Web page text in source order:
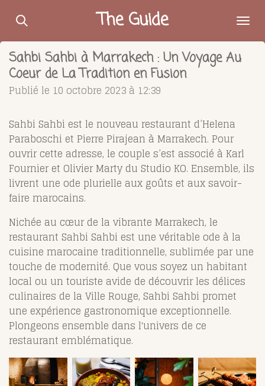
Passer
contenu
principal
The Guide
Sahbi Sahbi à Marrakech : Un Voyage Au
Coeur de La Tradition en Fusion
Publié le 10 octobre 2023 à 12:39
Sahbi Sahbi est le nouveau restaurant d’Helena
Paraboschi et Pierre Pirajean à Marrakech. Pour
ouvrir cette adresse, le couple s’est associé à Karl
Fournier et Olivier Marty du Studio KO. Ensemble, ils
livrent une ode plurielle aux goûts et aux savoir-
faire marocains.
Nichée au cœur de la vibrante Marrakech, le
restaurant Sahbi Sahbi est une véritable ode à la
cuisine marocaine traditionnelle, sublimée par une
touche de modernité. Que vous soyez un habitant
local ou un touriste avide de découvrir les délices
culinaires de la Ville Rouge, Sahbi Sahbi promet
une expérience gastronomique exceptionnelle.
Plongeons ensemble dans l'univers de ce
restaurant emblématique.